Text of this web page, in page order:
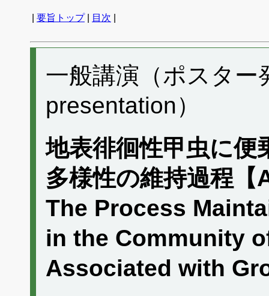
要旨トップ| 目次
一般講演（ポスタ
presentation）
地表徘徊性甲虫に便
多様性の維持過程【
The Process
in the Community
Associated with